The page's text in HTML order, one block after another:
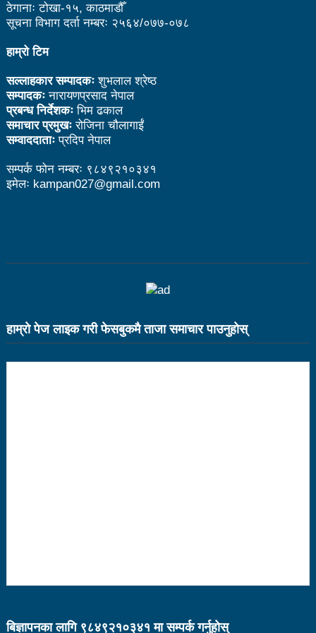
भरतपुर महानगर युवा संजालको फुटसल : पुरुषतर्फ वडा नं. ५ र
महिलातर्फ २३ विजयी
Public governance training class for sister cities
in Indian Ocean Rim countries was successfully
launched in Kunming
दारी ग्याङ फुटसल प्रतियोगिताको टिम दर्ता फारम खुल्यो
होः राजदूत छन सोङ
संघीयताका अवसर र उपलब्धीको सदुपयोग गर्नुपर्नेमा वक्ताहरुको
१५ दिनमा ३१ वटा युट्युबलगायतका सामाजिक सञ्जाल
जहाज
ठेगानाः टोखा-१५, काठमाडौँ
सूचना विभाग दर्ता नम्बरः २५६४/०७७-०७८
हाम्रो टिम
सल्लाहकार सम्पादकःशुभलाल श्रेष्ठ
सम्पादकःनारायणप्रसाद नेपाल
प्रबन्ध निर्देशकःभिम ढकाल
समाचार प्रमुखःरोजिना चौलागाईं
सम्वाददाताःप्रदिप नेपाल
सम्पर्क फोन नम्बरः ९८४९२१०३४१
इमेलः kampan027@gmail.com
हाम्राे पेज लाइक गरी फेसबुकमै ताजा समाचार पाउनुहाेस्
बिज्ञापनका लागि ९८४९२१०३४१ मा सम्पर्क गर्नुहाेस्